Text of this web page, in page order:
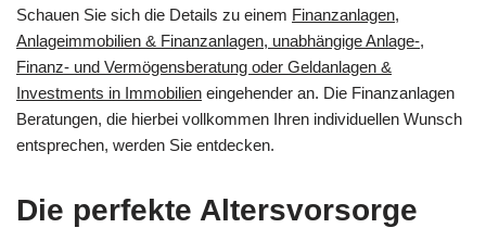
Schauen Sie sich die Details zu einem Finanzanlagen,
Anlageimmobilien & Finanzanlagen, unabhängige Anlage-,
Finanz- und Vermögensberatung oder Geldanlagen &
Investments in Immobilien eingehender an. Die Finanzanlagen
Beratungen, die hierbei vollkommen Ihren individuellen Wunsch
entsprechen, werden Sie entdecken.
Die perfekte Altersvorsorge